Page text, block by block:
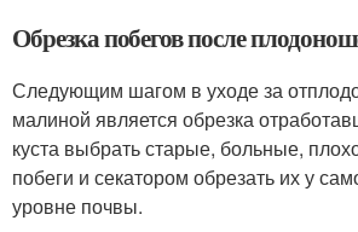
Обрезка побегов после
Следующим шагом в уходе за
малиной является обрезка
куста выбрать старые, больные,
побеги и секатором обрезать их у
уровне почвы.